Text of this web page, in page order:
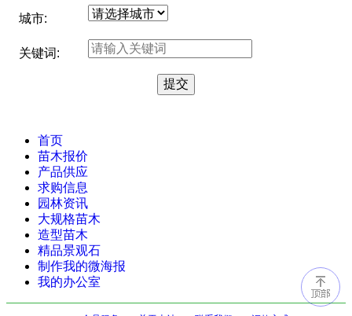
城市:
关键词:
首页
苗木报价
产品供应
求购信息
园林资讯
大规格苗木
造型苗木
精品景观石
制作我的微海报
我的办公室